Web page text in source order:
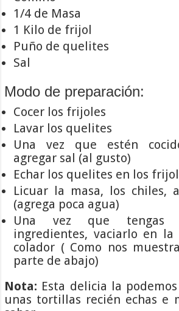
1/4 de Masa
1 Kilo de frijol
Puño de quelites
Sal
Modo de preparación:
Cocer los frijoles
Lavar los quelites
Una vez que estén
agregar sal (al gusto)
Echar los quelites en los
Licuar la masa, los chiles,
(agrega poca agua)
Una vez que tengas
ingredientes, vaciarlo en la
colador ( Como nos
parte de abajo)
Nota: Esta delicia la
unas tortillas recién echas e